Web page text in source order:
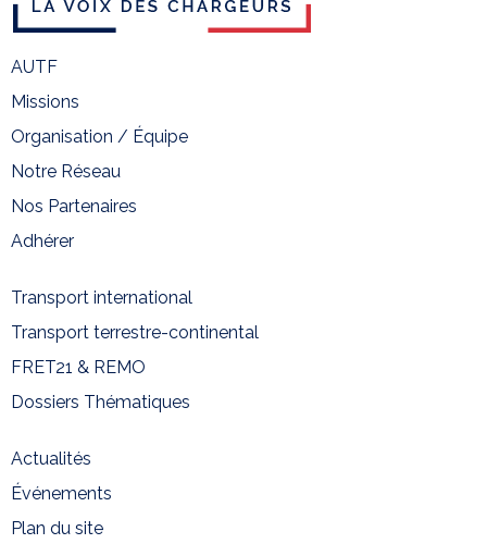
AUTF
Missions
Organisation / Équipe
Notre Réseau
Nos Partenaires
Adhérer
Transport international
Transport terrestre-continental
FRET21 & REMO
Dossiers Thématiques
Actualités
Événements
Plan du site